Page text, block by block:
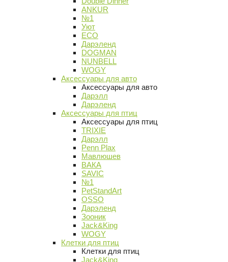
ANKUR
№1
Уют
ECO
Дарэленд
DOGMAN
NUNBELL
WOGY
Аксессуары для авто
Аксессуары для авто
Дарэлл
Дарэленд
Аксессуары для птиц
Аксессуары для птиц
TRIXIE
Дарэлл
Penn Plax
Мавлюшев
ВАКА
SAVIC
№1
PetStandArt
OSSO
Дарэленд
Зооник
Jack&King
WOGY
Клетки для птиц
Клетки для птиц
Jack&King